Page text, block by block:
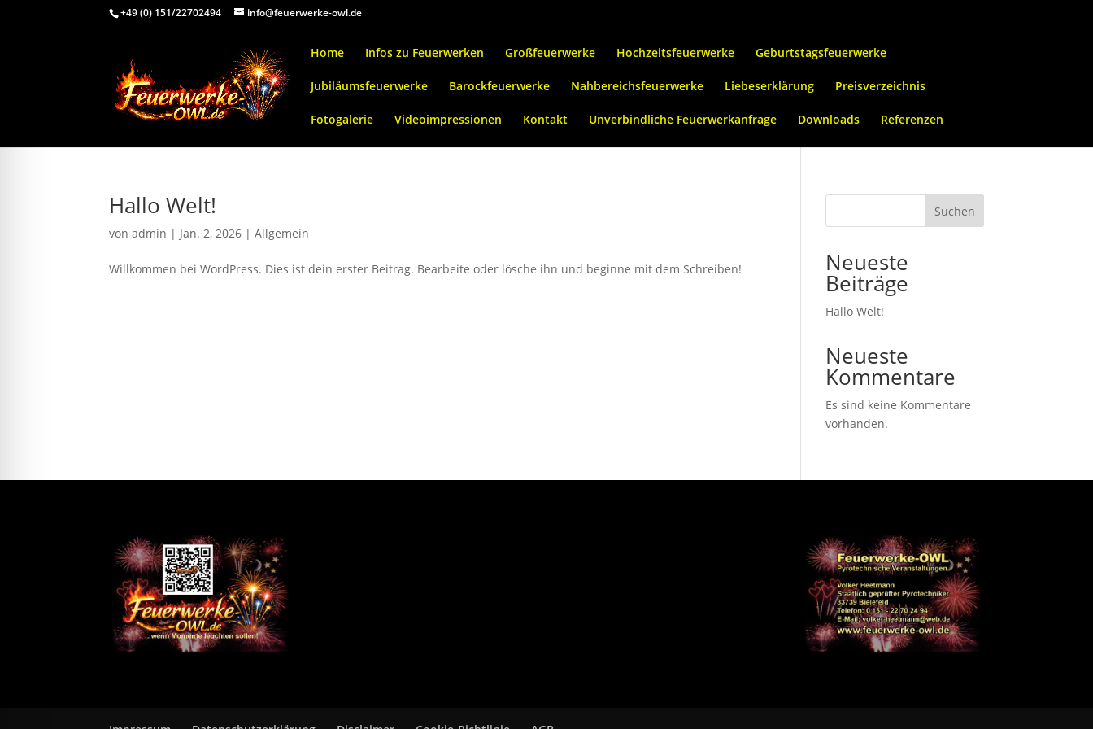
+49 (0) 151/22702494 info@feuerwerke-owl.de
Home Infos zu Feuerwerken Großfeuerwerke Hochzeitsfeuerwerke Geburtstagsfeuerwerke
Jubiläumsfeuerwerke Barockfeuerwerke Nahbereichsfeuerwerke Liebeserklärung Preisverzeichnis
Fotogalerie Videoimpressionen Kontakt Unverbindliche Feuerwerkanfrage Downloads Referenzen
Hallo Welt!
vonadmin | Jan. 2, 2026 |Allgemein
Willkommen bei WordPress. Dies ist dein erster Beitrag. Bearbeite oder lösche ihn und beginne mit dem Schreiben!
Suchen
Neueste
Beiträge
Hallo Welt!
Neueste
Kommentare
Es sind keine Kommentare
vorhanden.